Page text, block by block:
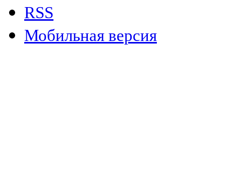
RSS
Мобильная версия